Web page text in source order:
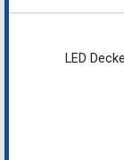
LED